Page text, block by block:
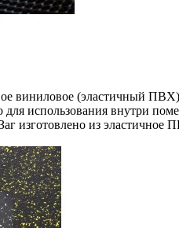
виниловое (эластичный
использования внутри
изготовлено из